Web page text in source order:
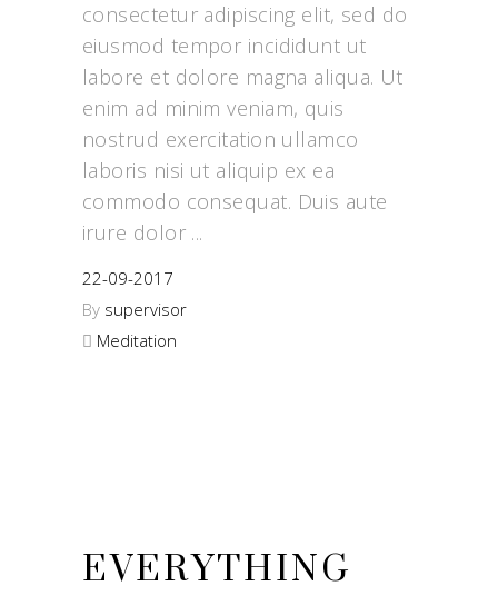
consectetur adipiscing elit, sed do
eiusmod tempor incididunt ut
labore et dolore magna aliqua. Ut
enim ad minim veniam, quis
nostrud exercitation ullamco
laboris nisi ut aliquip ex ea
commodo consequat. Duis aute
irure dolor
22-09-2017
By supervisor
Meditation
EVERYTHING